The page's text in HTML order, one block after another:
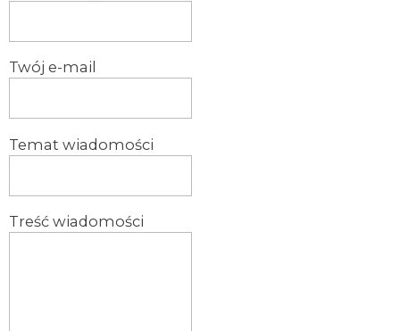
Twój e-mail
Temat wiadomości
Treść wiadomości